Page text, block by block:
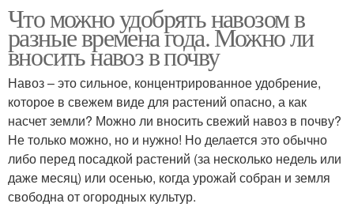
Что можно удобрять навозом в
разные времена года. Можно ли
вносить навоз в почву
Навоз – это сильное, концентрированное удобрение,
которое в свежем виде для растений опасно, а как
насчет земли? Можно ли вносить свежий навоз в почву?
Не только можно, но и нужно! Но делается это обычно
либо перед посадкой растений (за несколько недель или
даже месяц) или осенью, когда урожай собран и земля
свободна от огородных культур.